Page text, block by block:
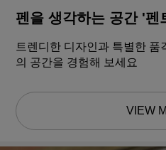
펜을 생각하는 공간 '펜
트렌디한 디자인과 특별한 품
의 공간을 경험해 보세요
VIEW